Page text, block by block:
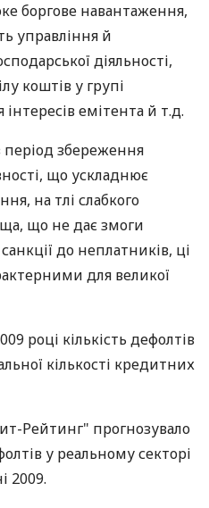
боргове навантаження,
управління й
діяльності,
коштів у групі
емітента й т.д.
період збереження
що ускладнює
на тлі слабкого
що не дає змоги
до неплатників, ці
для великої
році кількість дефолтів
кількості кредитних
Рейтинг" прогнозувало
у реальному секторі
2009.